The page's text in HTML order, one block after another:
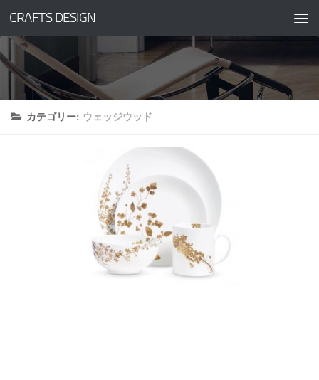
コンテンツへスキップ
CRAFTS DESIGN
カテゴリー: ウェッジウッド